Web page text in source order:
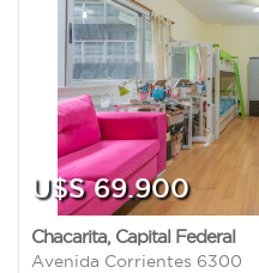
U$S 69.900
Chacarita, Capital Federal
Avenida Corrientes 6300